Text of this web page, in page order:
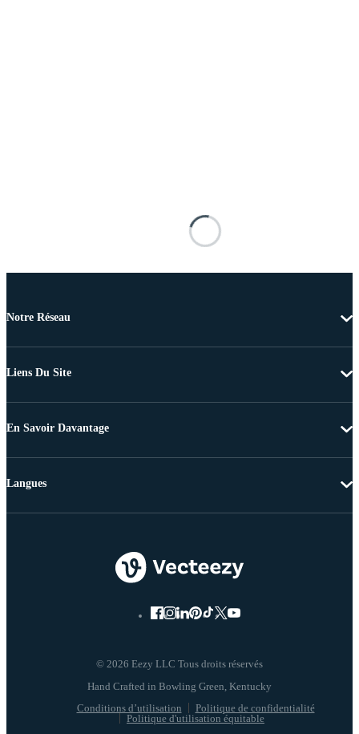
Notre Réseau
Liens Du Site
En Savoir Davantage
© 2026 Eezy LLC Tous droits réservés
Conditions d’utilisation
Politique de confidentialité
Politique d'utilisation équitable
Langues